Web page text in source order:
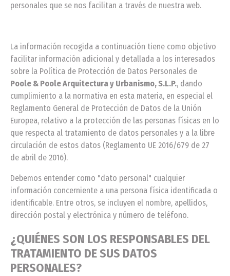
personales que se nos facilitan a través de nuestra web.
La información recogida a continuación tiene como objetivo
facilitar información adicional y detallada a los interesados
sobre la Política de Protección de Datos Personales de
Poole & Poole Arquitectura y Urbanismo, S.L.P., dando
cumplimiento a la normativa en esta materia, en especial el
Reglamento General de Protección de Datos de la Unión
Europea, relativo a la protección de las personas físicas en lo
que respecta al tratamiento de datos personales y a la libre
circulación de estos datos (Reglamento UE 2016/679 de 27
de abril de 2016).
Debemos entender como "dato personal" cualquier
información concerniente a una persona física identificada o
identificable. Entre otros, se incluyen el nombre, apellidos,
dirección postal y electrónica y número de teléfono.
¿QUIÉNES SON LOS RESPONSABLES DEL
TRATAMIENTO DE SUS DATOS
PERSONALES?